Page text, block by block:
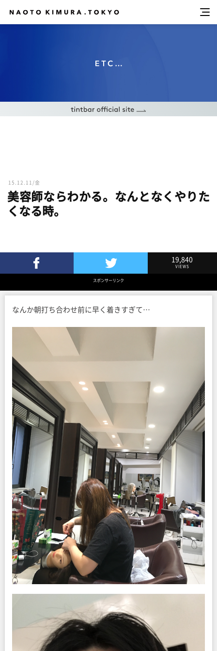
15.12.11/金
美容師ならわかる。なんとなくやりた
くなる時。
Twitterでツイート
19,840
VIEWS
スポンサーリンク
なんか朝打ち合わせ前に早く着きすぎて…